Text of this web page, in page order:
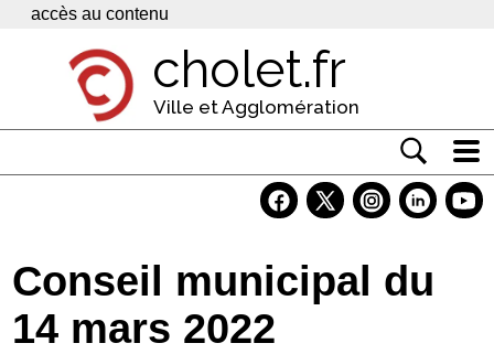
Panneau de gestion des cookies
accès au contenu
cholet.fr
Ville et Agglomération
Economie
Services
Conseil municipal du
14 mars 2022